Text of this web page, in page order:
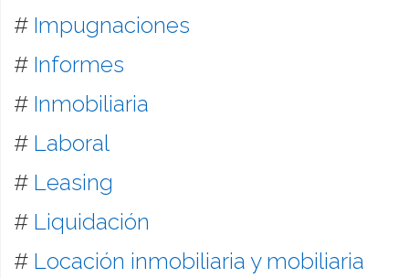
# Impugnaciones
# Informes
# Inmobiliaria
# Laboral
# Leasing
# Liquidación
# Locación inmobiliaria y mobiliaria